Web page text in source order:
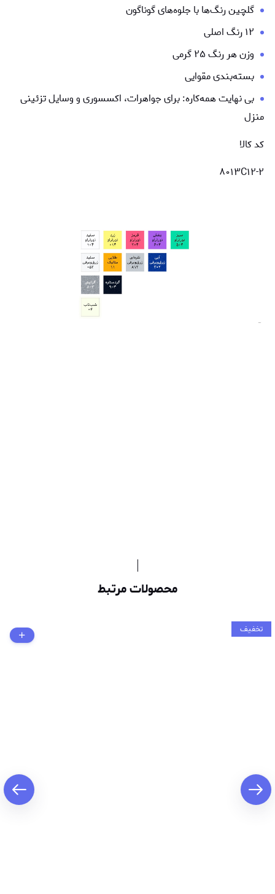
گلچین رنگ‌ها با جلوه‌های گوناگون
۱۲ رنگ اصلی
وزن هر رنگ ۲۵ گرمی
بسته‌بندی مقوایی
بی نهایت همه‌کاره: برای جواهرات، اکسسوری و وسایل تزئینی
منزل
کد کالا
۸۰۱۳C۱۲-۲
محصولات مرتبط
تخفیف